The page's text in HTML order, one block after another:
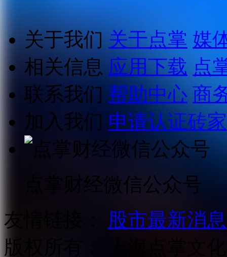
关于我们 关于点掌 媒
相关信息 应用下载 点
联系我们 帮助中心 商
加入我们 申请认证砖家
点掌财经微信公众号
友情链接：
股市最新消息
版权所有：